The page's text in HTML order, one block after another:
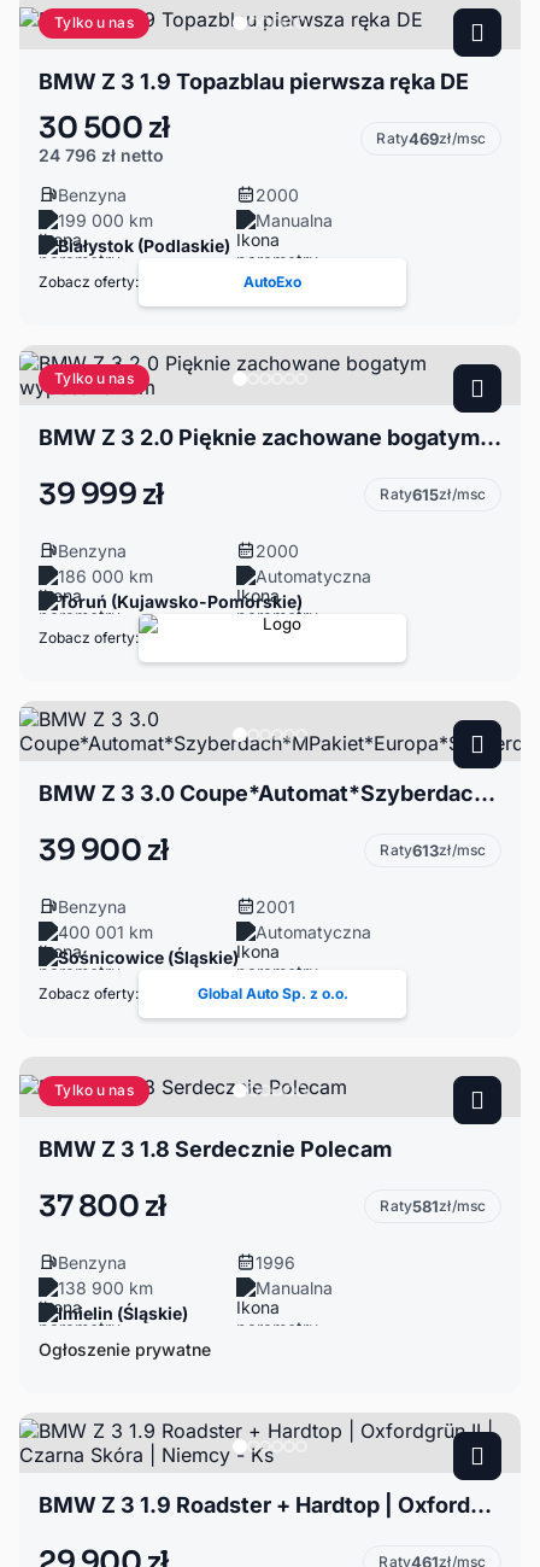
Tylko u nas
BMW Z 3 1.9 Topazblau pierwsza ręka DE
30 500 zł
24 796 zł netto
Raty469zł/msc
Benzyna
2000
199 000 km
Manualna
Białystok (Podlaskie)
Zobacz oferty: AutoExo
Tylko u nas
BMW Z 3 2.0 Pięknie zachowane bogatym wyposażeniem
39 999 zł Raty615zł/msc
Benzyna
2000
186 000 km
Automatyczna
Toruń (Kujawsko-Pomorskie)
Zobacz oferty:
BMW Z 3 3.0 Coupe*Automat*Szyberdach*MPakiet*Europa*Szyberdach*Klimatyzacja
39 900 zł Raty613zł/msc
Benzyna
2001
400 001 km
Automatyczna
Sośnicowice (Śląskie)
Zobacz oferty: Global Auto Sp. z o.o.
Tylko u nas
BMW Z 3 1.8 Serdecznie Polecam
37 800 zł Raty581zł/msc
Benzyna
1996
138 900 km
Manualna
Imielin (Śląskie)
Ogłoszenie prywatne
BMW Z 3 1.9 Roadster + Hardtop | Oxfordgrün II | Czarna Skóra | Niemcy - Ks
Raty461zł/msc